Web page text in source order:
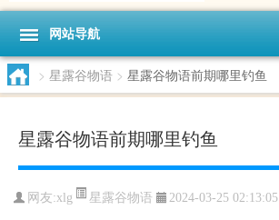
网站导航
> 星露谷物语 > 星露谷物语前期哪里钓鱼
星露谷物语前期哪里钓鱼
网友:xlg 星露谷物语 2024-03-25 02:13:05